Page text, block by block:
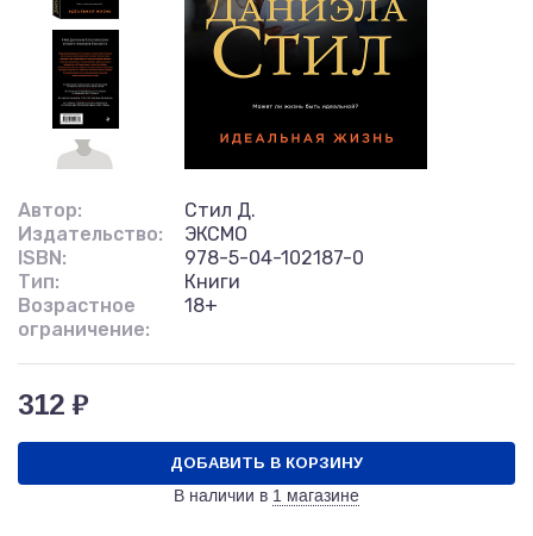
Автор:
Стил Д.
Издательство:
ЭКСМО
ISBN:
978-5-04-102187-0
Тип:
Книги
Возрастное
ограничение:
18+
312 ₽
ДОБАВИТЬ В КОРЗИНУ
В наличии в 1 магазине